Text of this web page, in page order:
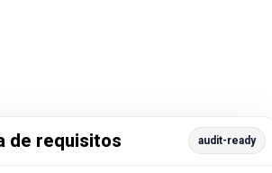
de requisitos audit-ready